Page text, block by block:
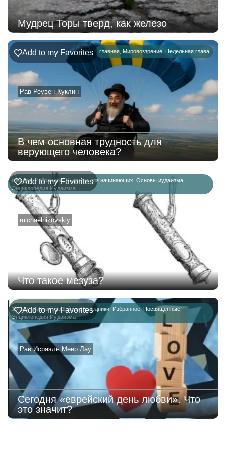
Мудрец Торы тверд, как железо
главная Мировоззрение Недельная глава
Рав Реувен Куклин
Add to my Favorites
В чем основная трудность для
верующего человека?
главная,Избранное,Иудаизм для начинающих Основы иудаизма
Энциклопедия Иудаизма
michaelnizovskiy
Add to my Favorites
Что такое мезуза?
15 ава,главная,Еврейские праздники, Избранное, Посвященные,
Энциклопедия Иудаизма
Рав Исраэль Меир Лау
Add to my Favorites
Сегодня «еврейский день любви». Что
это значит?